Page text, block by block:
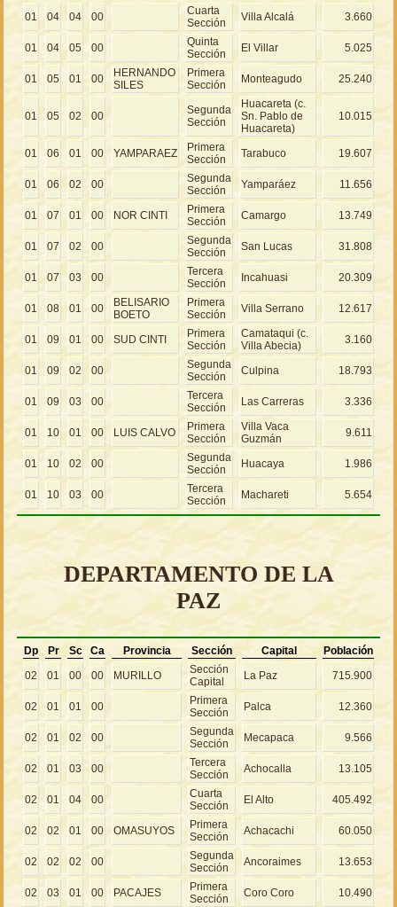
01 04 04 00
Cuarta
Sección
Villa Alcalá 3.660
01 04 05 00
Quinta
Sección
El Villar 5.025
01 05 01 00
HERNANDO
SILES
Primera
Sección
Monteagudo 25.240
01 05 02 00
Segunda
Sección
Huacareta (c.
Sn. Pablo de
Huacareta)
10.015
01 06 01 00 YAMPARAEZ
Primera
Sección
Tarabuco 19.607
01 06 02 00
Segunda
Sección
Yamparáez 11.656
01 07 01 00 NOR CINTI
Primera
Sección
Camargo 13.749
01 07 02 00
Segunda
Sección
San Lucas 31.808
01 07 03 00
Tercera
Sección
Incahuasi 20.309
01 08 01 00
BELISARIO
BOETO
Primera
Sección
Villa Serrano 12.617
01 09 01 00 SUD CINTI
Primera
Sección
Camataqui (c.
Villa Abecia)
3.160
01 09 02 00
Segunda
Sección
Culpina 18.793
01 09 03 00
Tercera
Sección
Las Carreras 3.336
01 10 01 00 LUIS CALVO
Primera
Sección
Villa Vaca
Guzmán
9.611
01 10 02 00
Segunda
Sección
Huacaya 1.986
01 10 03 00
Tercera
Sección
Machareti 5.654
DEPARTAMENTO DE LA
PAZ
Dp Pr Sc Ca Provincia Sección Capital
Población
02
01 00 00 MURILLO
Sección
Capital
La Paz 715.900
02 01 01 00
Primera
Sección
Palca 12.360
02 01 02 00
Segunda
Sección
Mecapaca 9.566
02 01 03 00
Tercera
Sección
Achocalla 13.105
02 01 04 00
Cuarta
Sección
El Alto 405.492
02 02 01 00 OMASUYOS
Primera
Sección
Achacachi 60.050
02 02 02 00
Segunda
Sección
Ancoraimes 13.653
02 03 01 00 PACAJES
Primera
Sección
Coro Coro 10.490